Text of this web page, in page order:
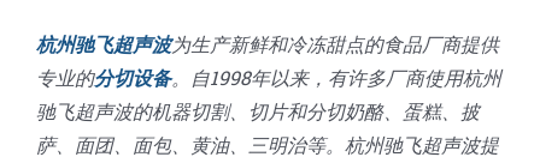
杭州驰飞超声波为生产新鲜和冷冻甜点的食品厂商提供
专业的分切设备。自1998年以来，有许多厂商使用杭州
驰飞超声波的机器切割、切片和分切奶酪、蛋糕、披
萨、面团、面包、黄油、三明治等。杭州驰飞超声波提